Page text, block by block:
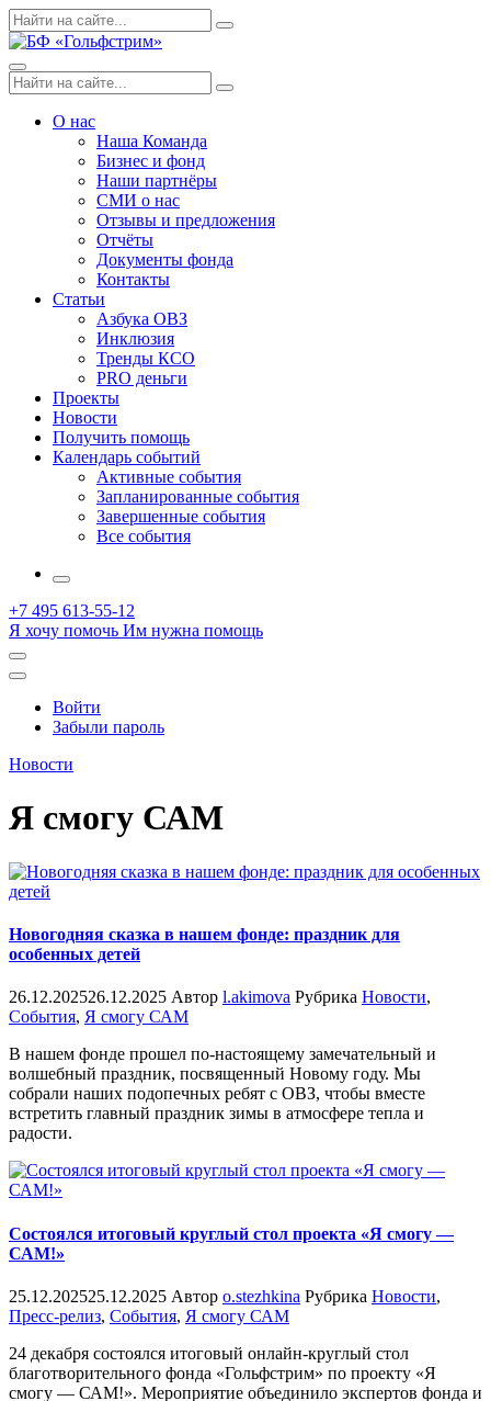
Skip
to
Поиск
по:
Search
Menu
Поиск
по:
Search
О нас
Наша Команда
Бизнес и фонд
Наши партнёры
СМИ о нас
Отзывы и предложения
Отчёты
Документы фонда
Контакты
Статьи
Азбука ОВЗ
Инклюзия
Тренды КСО
PRO деньги
Проекты
Новости
Получить помощь
Календарь событий
Активные события
Запланированные события
Завершенные события
Все события
More
+7 495 613-55-12
Я хочу помочь Им нужна помощь
Открыть
поиск
Профиль
Войти
Забыли пароль
Новости
Я смогу САМ
Новогодняя сказка в нашем фонде: праздник для
особенных детей
26.12.202526.12.2025 Автор l.akimova Рубрика Новости,
События, Я смогу САМ
В нашем фонде прошел по-настоящему замечательный и
волшебный праздник, посвященный Новому году. Мы
собрали наших подопечных ребят с ОВЗ, чтобы вместе
встретить главный праздник зимы в атмосфере тепла и
радости.
Состоялся итоговый круглый стол проекта «Я смогу —
САМ!»
25.12.202525.12.2025 Автор o.stezhkina Рубрика Новости,
Пресс-релиз, События, Я смогу САМ
24 декабря состоялся итоговый онлайн‑круглый стол
благотворительного фонда «Гольфстрим» по проекту «Я
смогу — САМ!». Мероприятие объединило экспертов фонда и